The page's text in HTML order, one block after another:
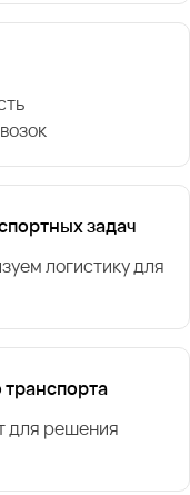
задач
логистику для
для решения